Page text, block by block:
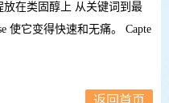
放在类固醇上 从关键词到最
使它变得快速和无痛。 Capte
返回首页